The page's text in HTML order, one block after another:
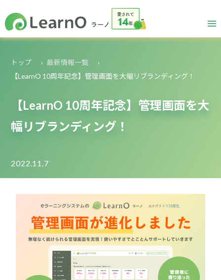
トップ
最新情報一覧
【LearnO 10周年記念】管理画面を大幅リブランディング！
【LearnO 10周年記念】管理画面を大
幅リブランディング！
2022.11.7